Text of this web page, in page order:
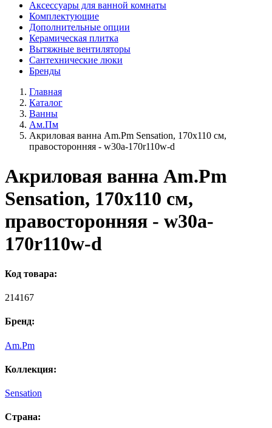
Аксессуары для ванной комнаты
Комплектующие
Дополнительные опции
Керамическая плитка
Вытяжные вентиляторы
Сантехнические люки
Бренды
Главная
Каталог
Ванны
Ам.Пм
Акриловая ванна Am.Pm Sensation, 170х110 см,
правосторонняя - w30a-170r110w-d
Акриловая ванна Am.Pm
Sensation, 170х110 см,
правосторонняя - w30a-
170r110w-d
Код товара:
214167
Бренд:
Am.Pm
Коллекция:
Sensation
Страна: